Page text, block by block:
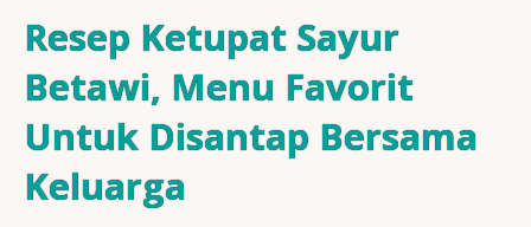
Resep Ikan
Resep Ketupat Sayur
Betawi, Menu Favorit
Untuk Disantap Bersama
Keluarga